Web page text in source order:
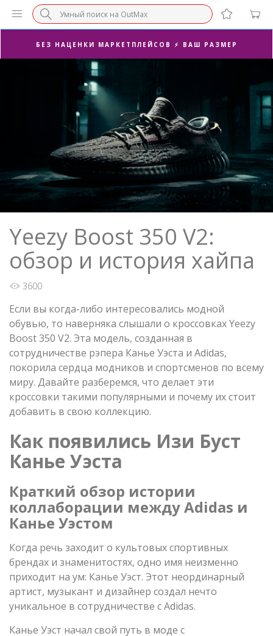
БЕЗ НАЦЕНКИ МАРКЕТПЛЕЙСОВ ⚡ ВАШ РАЗМЕР
3-Я ПАРА В ПОДАРОК 🎁
ПОСЛЕДНИЕ РАЗМЕРЫ ОТ 1500₽⚡️
СУПЕРАКЦИЯ 🔥 2-Я ПАРА -50%
Yeezy Boost 350 V2:
обзор и история хайпа
3600
Если вы когда-либо интересовались модной
обувью, то наверняка слышали о кроссовках Yeezy
Boost 350 V2. Эта модель, созданная в
сотрудничестве рэпера Канье Уэста и Adidas,
покорила сердца модников и спортсменов по всему
миру. Давайте разберемся, что делает эти
кроссовки такими популярными и почему их стоит
добавить в свою коллекцию.
Как появились Изи Буст
Канье Уэста
Краткий обзор истории
коллаборации между Adidas и
Канье Уэстом
Когда речь заходит о культовых спортивных
брендах и знаменитостях, одно имя неизменно
приходит на ум: Канье Уэст. Этот неординарный
артист, музыкант и дизайнер создал нечто
уникальное в сотрудничестве с Adidas.
Канье Уэст начал свой путь в моде с